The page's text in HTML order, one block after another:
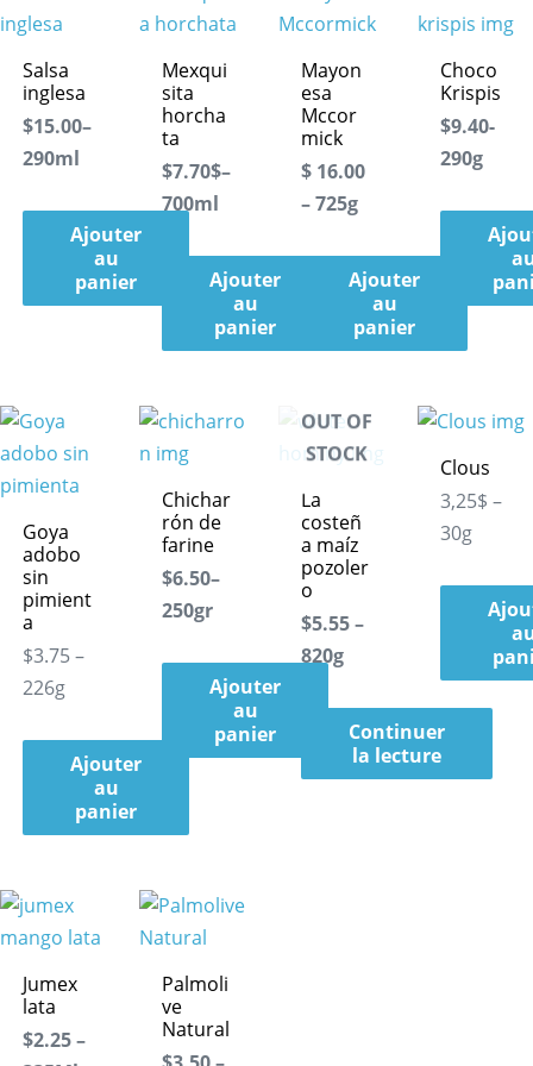
Salsa
inglesa
$15.00–
290ml
Ajouter
au
panier
Mexqui
sita
horcha
ta
$7.70$–
700ml
Ajouter
au
panier
Mayon
esa
Mccor
mick
$ 16.00
– 725g
Ajouter
au
panier
Choco
Krispis
$9.40-
290g
Goya
adobo
sin
pimient
a
$3.75 –
226g
Ajouter
au
panier
Chichar
rón de
farine
$6.50–
250gr
Ajouter
au
panier
OUT OF
STOCK
La
costeñ
a maíz
pozoler
o
$5.55 –
820g
Continuer
la lecture
Clous
3,25$ –
30g
Jumex
lata
$2.25 –
Palmoli
ve
Natural